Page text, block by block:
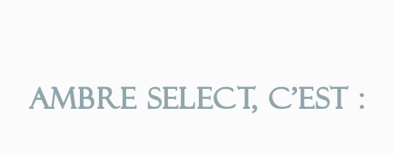
AMBRE SELECT, C'EST :